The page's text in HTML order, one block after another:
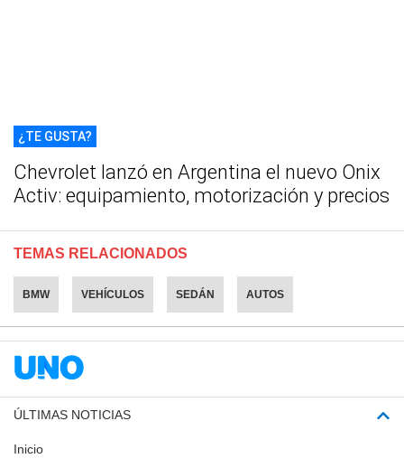
¿TE GUSTA?
Chevrolet lanzó en Argentina el nuevo Onix
Activ: equipamiento, motorización y precios
TEMAS RELACIONADOS
BMW VEHÍCULOS SEDÁN AUTOS
ÚLTIMAS NOTICIAS
Inicio